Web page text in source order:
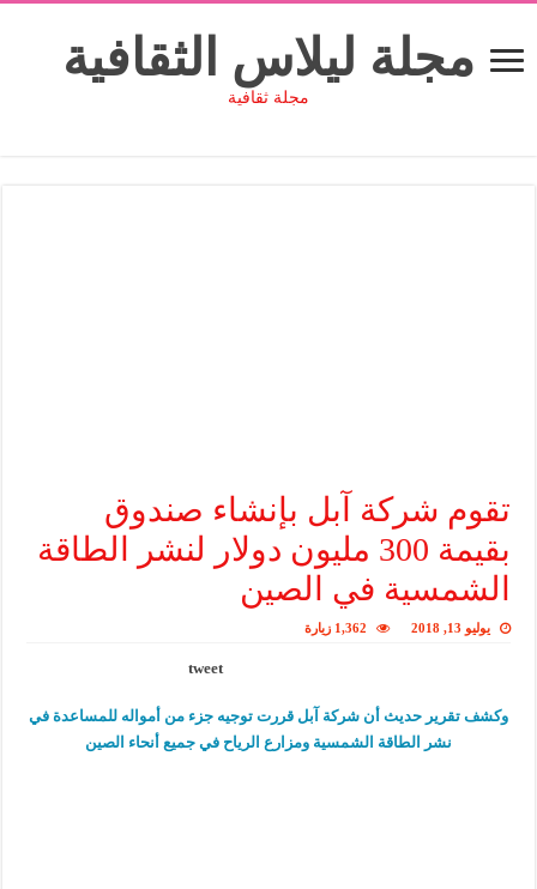
مجلة ليلاس الثقافية
مجلة ثقافية
تقوم شركة آبل بإنشاء صندوق
بقيمة 300 مليون دولار لنشر الطاقة
الشمسية في الصين
يوليو 13, 2018 1,362 زيارة
tweet
وكشف تقرير حديث أن شركة آبل قررت توجيه جزء من أمواله للمساعدة في
نشر الطاقة الشمسية ومزارع الرياح في جميع أنحاء الصين